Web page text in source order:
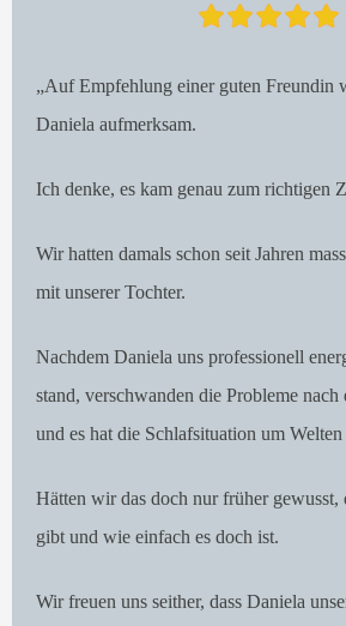
„Auf Empfehlung einer guten Freundin
Daniela aufmerksam.
Ich denke, es kam genau zum richtigen
Wir hatten damals schon seit Jahren
mit unserer Tochter.
Nachdem Daniela uns professionell
stand, verschwanden die Probleme nach
und es hat die Schlafsituation um Welten
Hätten wir das doch nur früher gewusst,
gibt und wie einfach es doch ist.
Wir freuen uns seither, dass Daniela